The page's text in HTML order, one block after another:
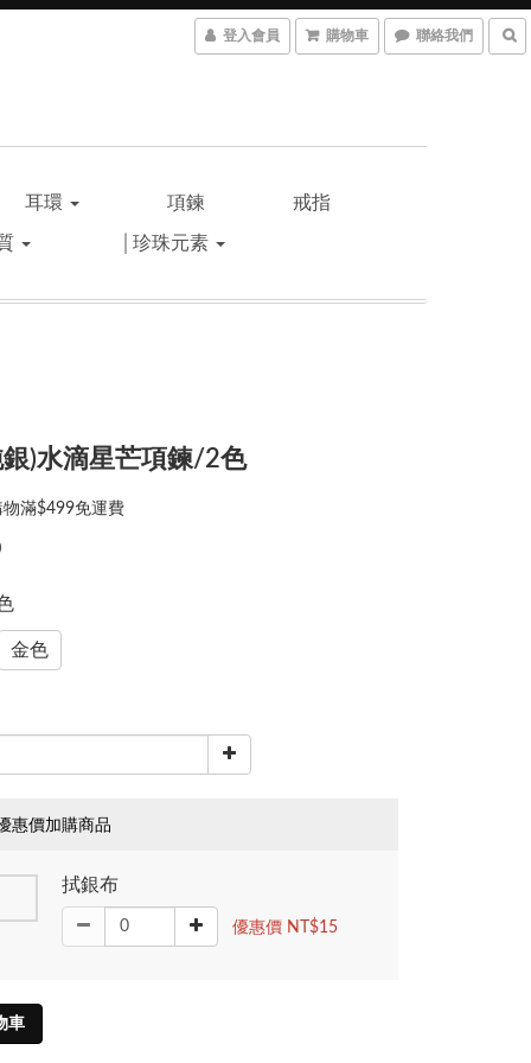
登入會員 購物車 聯絡我們
耳環 項鍊 戒指
│珍珠元素
)水滴星芒項鍊/2色
物滿$499免運費
金色
惠價加購商品
拭銀布
優惠價 NT$15
車